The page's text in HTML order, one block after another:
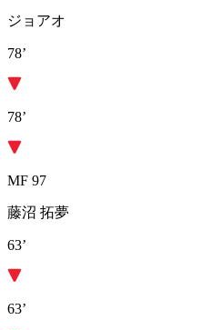
ジョアオ
78’
78’
MF 97
藤沼 拓夢
63’
63’